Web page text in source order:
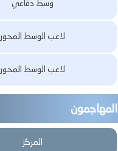
وسط دفاعي
لاعب الوسط المحور
لاعب الوسط المحور
المهاجمون
المركز